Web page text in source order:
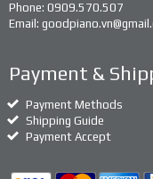
Phone: 0909.570.507
Email:
Payment &
Payment Methods
Shipping Guide
Payment Accept